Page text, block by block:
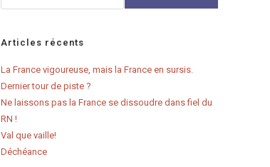
Articles récents
La France vigoureuse, mais la France en sursis.
Dernier tour de piste ?
Ne laissons pas la France se dissoudre dans fiel du
RN !
Val que vaille!
Déchéance